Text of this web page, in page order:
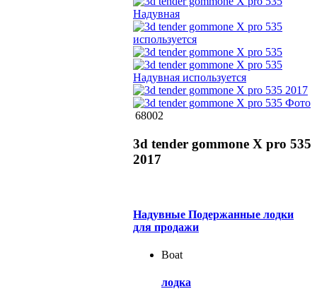
68002
3d tender gommone X pro 535
2017
Надувные Подержанные лодки
для продажи
Boat
лодка